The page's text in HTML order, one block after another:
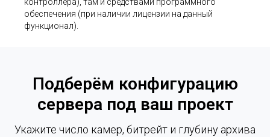
обеспечения (при наличии лицензии на данный
функционал).
Подберём конфигурацию
сервера под ваш проект
Укажите число камер, битрейт и глубину архива